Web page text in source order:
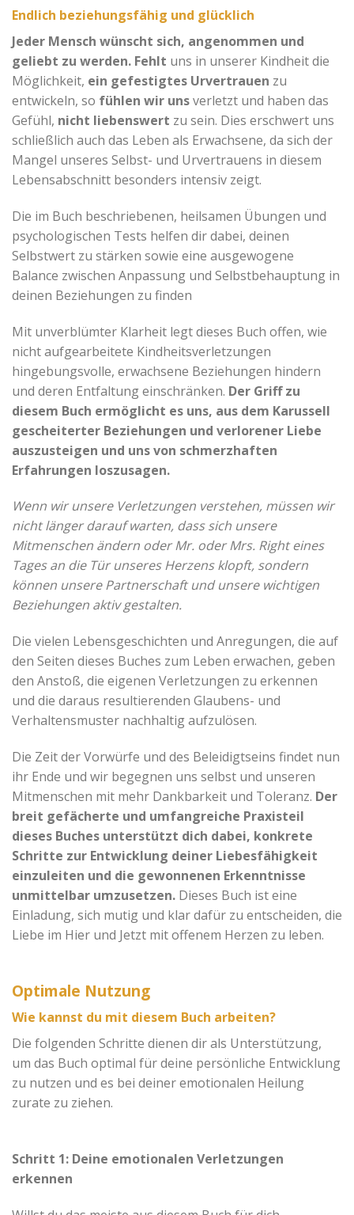
Endlich beziehungsfähig und glücklich
Jeder Mensch wünscht sich, angenommen und
geliebt zu werden. Fehlt uns in unserer Kindheit die
Möglichkeit, ein gefestigtes Urvertrauen zu
entwickeln, so fühlen wir unsverletzt und haben das
Gefühl, nicht liebenswert zu sein. Dies erschwert uns
schließlich auch das Leben als Erwachsene, da sich der
Mangel unseres Selbst- und Urvertrauens in diesem
Lebensabschnitt besonders intensiv zeigt.
Die im Buch beschriebenen, heilsamen Übungen und
psychologischen Tests helfen dir dabei, deinen
Selbstwert zu stärken sowie eine ausgewogene
Balance zwischen Anpassung und Selbstbehauptung in
deinen Beziehungen zu finden
Mit unverblümter Klarheit legt dieses Buch offen, wie
nicht aufgearbeitete Kindheitsverletzungen
hingebungsvolle, erwachsene Beziehungen hindern
und deren Entfaltung einschränken. Der Griff zu
diesem Buch ermöglicht es uns, aus dem Karussell
gescheiterter Beziehungen und verlorener Liebe
auszusteigen und uns von schmerzhaften
Erfahrungen loszusagen.
Wenn wir unsere Verletzungen verstehen, müssen wir
nicht länger darauf warten, dass sich unsere
Mitmenschen ändern oder Mr. oder Mrs. Right eines
Tages an die Tür unseres Herzens klopft, sondern
können unsere Partnerschaft und unsere wichtigen
Beziehungen aktiv gestalten.
Die vielen Lebensgeschichten und Anregungen, die auf
den Seiten dieses Buches zum Leben erwachen, geben
den Anstoß, die eigenen Verletzungen zu erkennen
und die daraus resultierenden Glaubens- und
Verhaltensmuster nachhaltig aufzulösen.
Die Zeit der Vorwürfe und des Beleidigtseins findet nun
ihr Ende und wir begegnen uns selbst und unseren
Mitmenschen mit mehr Dankbarkeit und Toleranz. Der
breit gefächerte und umfangreiche Praxisteil
dieses Buches unterstützt dich dabei, konkrete
Schritte zur Entwicklung deiner Liebesfähigkeit
einzuleiten und die gewonnenen Erkenntnisse
unmittelbar umzusetzen. Dieses Buch ist eine
Einladung, sich mutig und klar dafür zu entscheiden, die
Liebe im Hier und Jetzt mit offenem Herzen zu leben.
Optimale Nutzung
Wie kannst du mit diesem Buch arbeiten?
Die folgenden Schritte dienen dir als Unterstützung,
um das Buch optimal für deine persönliche Entwicklung
zu nutzen und es bei deiner emotionalen Heilung
zurate zu ziehen.
Schritt 1: Deine emotionalen Verletzungen
erkennen